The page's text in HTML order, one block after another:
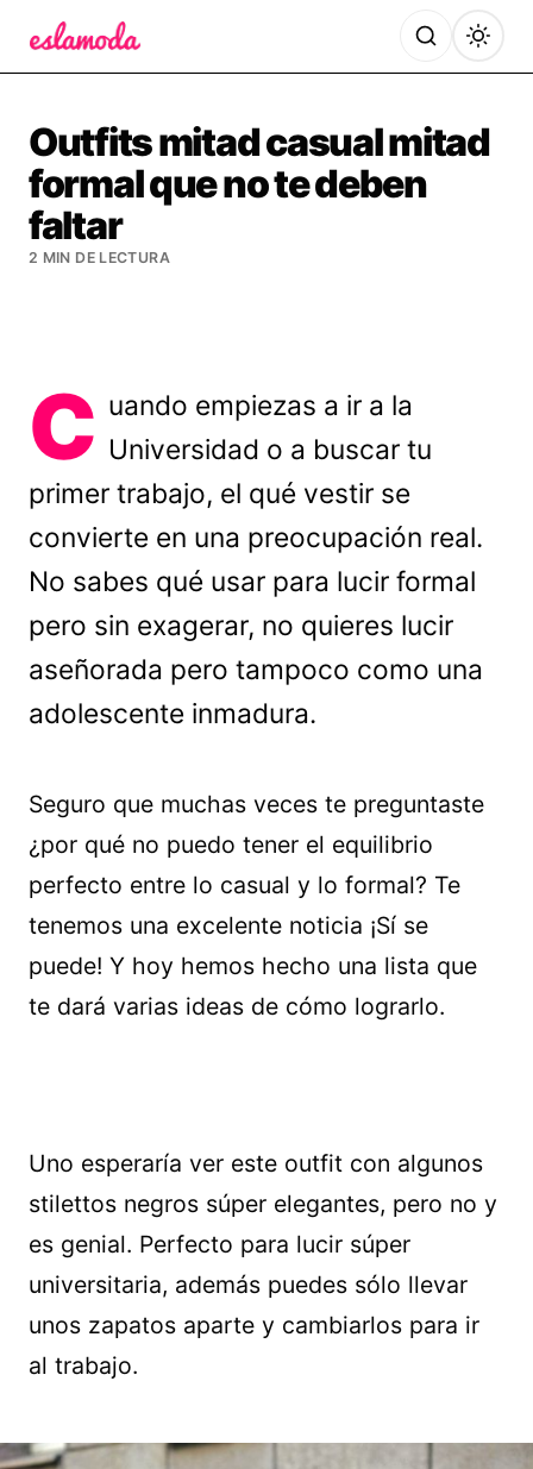
Outfits mitad casual mitad
formal que no te deben
faltar
2 MIN DE LECTURA
C uando empiezas a ir a la
Universidad o a buscar tu
primer trabajo, el qué vestir se
convierte en una preocupación real.
No sabes qué usar para lucir formal
pero sin exagerar, no quieres lucir
aseñorada pero tampoco como una
adolescente inmadura.
Seguro que muchas veces te preguntaste
¿por qué no puedo tener el equilibrio
perfecto entre lo casual y lo formal? Te
tenemos una excelente noticia ¡Sí se
puede! Y hoy hemos hecho una lista que
te dará varias ideas de cómo lograrlo.
Uno esperaría ver este outfit con algunos
stilettos negros súper elegantes, pero no y
es genial. Perfecto para lucir súper
universitaria, además puedes sólo llevar
unos zapatos aparte y cambiarlos para ir
al trabajo.